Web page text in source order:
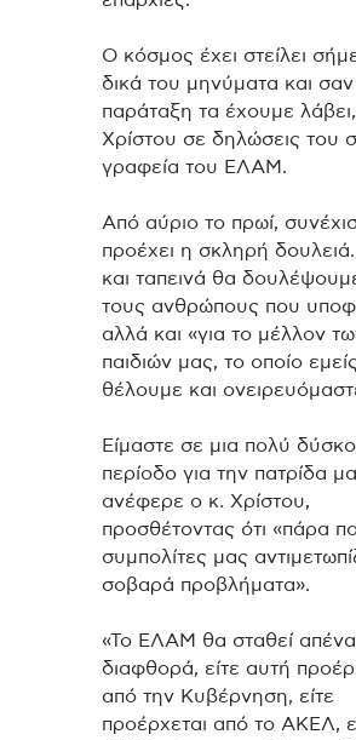
Ο κόσμος έχει στείλει
δικά του μηνύματα και σαν
παράταξη τα έχουμε
Χρίστου σε δηλώσεις του
γραφεία του ΕΛΑΜ.
Από αύριο το πρωί,
προέχει η σκληρή
και ταπεινά θα
τους ανθρώπους που
αλλά και «για το μέλλον
παιδιών μας, το οποίο εμείς
θέλουμε και
Είμαστε σε μια πολύ
περίοδο για την πατρίδα
ανέφερε ο κ. Χρίστου,
προσθέτοντας ότι «πάρα
συμπολίτες μας
σοβαρά προβλήματα».
«Το ΕΛΑΜ θα σταθεί
διαφθορά, είτε αυτή
από την Κυβέρνηση, είτε
προέρχεται από το ΑΚΕΛ,